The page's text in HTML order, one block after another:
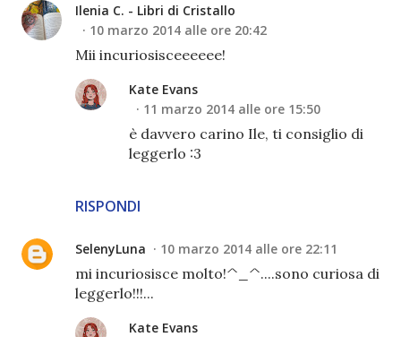
Ilenia C. - Libri di Cristallo
10 marzo 2014 alle ore 20:42
Mii incuriosisceeeeee!
RISPONDI
Kate Evans
11 marzo 2014 alle ore 15:50
è davvero carino Ile, ti consiglio di
leggerlo :3
SelenyLuna 10 marzo 2014 alle ore 22:11
mi incuriosisce molto!^_^....sono curiosa di
leggerlo!!!...
Kate Evans